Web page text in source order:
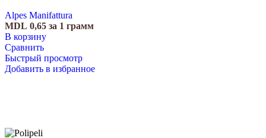
Alpes Manifattura
MDL 0,65 за 1 грамм
В корзину
Сравнить
Быстрый просмотр
Добавить в избранное